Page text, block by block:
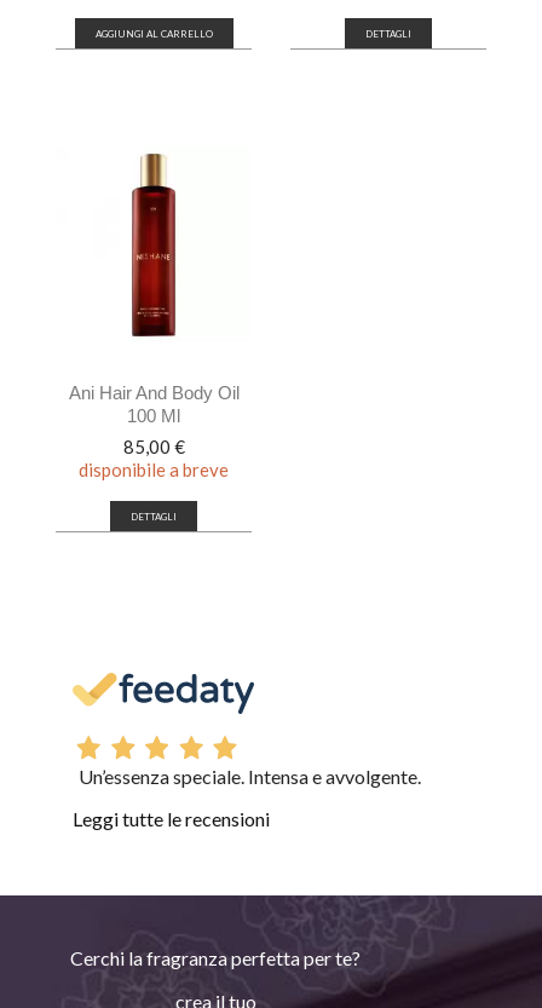
AGGIUNGI AL CARRELLO DETTAGLI
Ani Hair And Body Oil
100 Ml
Prezzo
85,00 €
disponibile a breve
DETTAGLI
Un’essenza speciale. Intensa e avvolgente.
Leggi tutte le recensioni
Cerchi la fragranza perfetta per te?
crea il tuo